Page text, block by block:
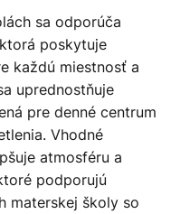
sa odporúča
poskytuje
každú miestnosť a
uprednostňuje
pre denné centrum
Vhodné
atmosféru a
podporujú
materskej školy so